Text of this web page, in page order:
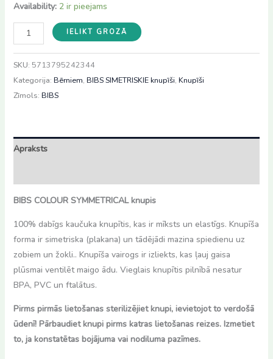
Availability: 2 ir pieejams
BIBS
Colour
symmetrical
Ivory/Sage
(0-
IELIKT GROZĀ
SKU: 5713795242344
Kategorija: Bērniem, BIBS SIMETRISKIE knupīši, Knupīši
Zīmols: BIBS
Apraksts
BIBS COLOUR SYMMETRICAL knupis
100% dabīgs kaučuka knupītis, kas ir mīksts un elastīgs. Knupīša
forma ir simetriska (plakana) un tādējādi mazina spiedienu uz
zobiem un žokli.. Knupīša vairogs ir izliekts, kas ļauj gaisa
plūsmai ventilēt maigo ādu. Vieglais knupītis pilnībā nesatur
BPA, PVC un ftalātus.
Pirms pirmās lietošanas sterilizējiet knupi, ievietojot to verdošā
ūdenī! Pārbaudiet knupi pirms katras lietošanas reizes. Izmetiet
to, ja konstatētas bojājuma vai nodiluma pazīmes.